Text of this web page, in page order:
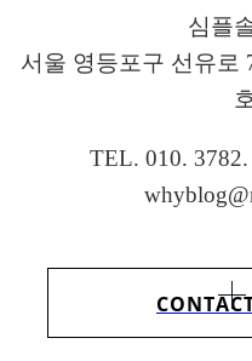
심플
서울 영등포구 선유로
TEL. 010.